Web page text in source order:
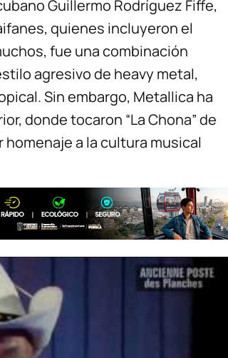
Guillermo Rodríguez Fiffe,
quienes incluyeron el
fue una combinación
agresivo de heavy metal,
Sin embargo, Metallica ha
donde tocaron “La Chona” de
a la cultura musical